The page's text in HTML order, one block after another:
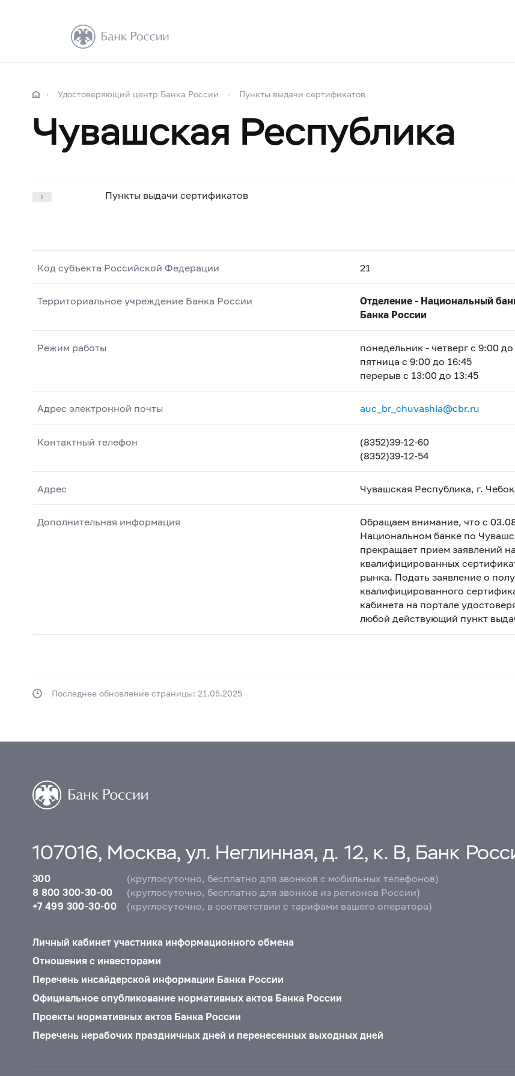
Удостоверяющий центр Банка России Пункты выдачи сертификатов
Чувашская Республика
Пункты выдачи сертификатов
Код субъекта Российской Федерации 21
Территориальное учреждение Банка России
Отделение - Национальный
Банка России
Режим работы
понедельник - четверг с 9:00
пятница с 9:00 до 16:45
перерыв с 13:00 до 13:45
Адрес электронной почты auc_br_chuvashia@cbr.ru
Контактный телефон
(8352)39-12-60
(8352)39-12-54
Адрес Чувашская Республика, г.
Дополнительная информация
Обращаем внимание, что с
Национальном банке по
прекращает прием заявлений
квалифицированных
рынка. Подать заявление о
квалифицированного
кабинета на портале
любой действующий пункт
Последнее обновление страницы: 21.05.2025
107016, Москва, ул. Неглинная, д. 12, к. В, Банк
300
(круглосуточно, бесплатно для звонков с мобильных телефонов)
8 800 300-30-00
(круглосуточно, бесплатно для звонков из регионов России)
+7 499 300-30-00
(круглосуточно, в соответствии с тарифами вашего оператора)
Личный кабинет участника информационного обмена
Отношения с инвесторами
Перечень инсайдерской информации Банка России
Официальное опубликование нормативных актов Банка России
Проекты нормативных актов Банка России
Перечень нерабочих праздничных дней и перенесенных выходных дней